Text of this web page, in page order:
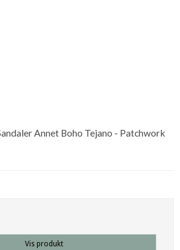
Annet Boho Tejano - Patchwork
Vis produkt